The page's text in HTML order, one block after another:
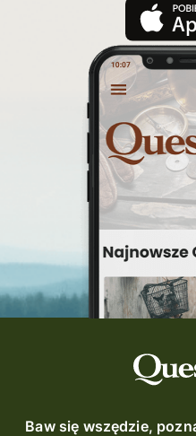
festiwal Questingu
wyprawa po skarb
Warka
turystyka
Tokarnia
śląsk
questinggryterenowe
Questing
Quest Szlak Przygody
nowy quest
wycieczki
turystyka
szkolenie
szkło
questy w Polsce
QUESTOMANIA
Baw się wszędzie,